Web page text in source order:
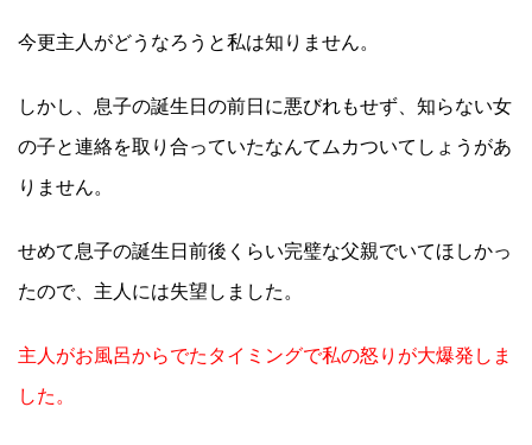
今更主人がどうなろうと私は知りません。
しかし、息子の誕生日の前日に悪びれもせず、知らない女
の子と連絡を取り合っていたなんてムカついてしょうがあ
りません。
せめて息子の誕生日前後くらい完璧な父親でいてほしかっ
たので、主人には失望しました。
主人がお風呂からでたタイミングで私の怒りが大爆発しま
した。